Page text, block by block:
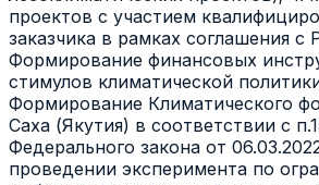
проектов с участием
заказчика в рамках соглашения с
Формирование финансовых
стимулов климатической
Формирование Климатического
Саха (Якутия) в соответствии с
Федерального закона от
проведении эксперимента по